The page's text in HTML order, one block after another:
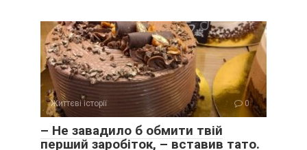
Життєві історії 0
– Не завадило б обмити твій
перший заробіток, – вставив тато.